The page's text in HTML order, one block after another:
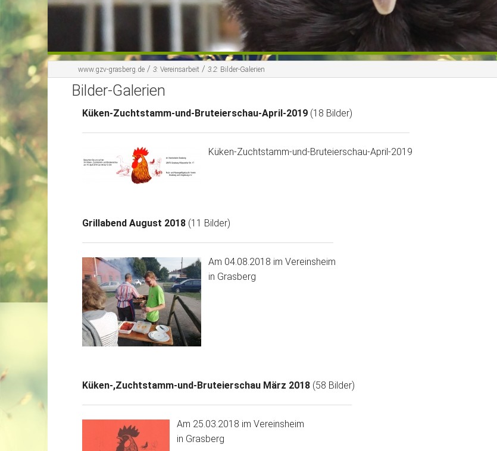
www.gzv-grasberg.de / 3: Vereinsarbeit / 3.2: Bilder-Galerien
Bilder-Galerien
Küken-Zuchtstamm-und-Bruteierschau-April-2019(18 Bilder)
Küken-Zuchtstamm-und-Bruteierschau-April-2019
Grillabend August 2018(11 Bilder)
Am 04.08.2018 im Vereinsheim
in Grasberg
Küken-,Zuchtstamm-und-Bruteierschau März 2018(58 Bilder)
Am 25.03.2018 im Vereinsheim
in Grasberg